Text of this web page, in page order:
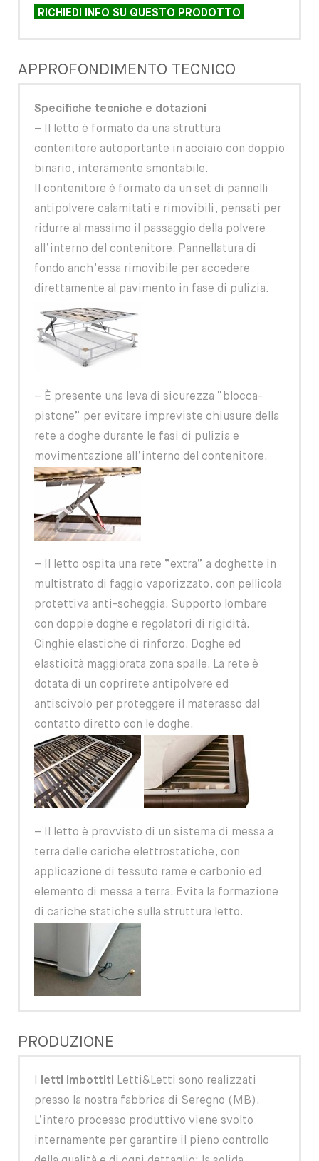
RICHIEDI INFO SU QUESTO PRODOTTO
APPROFONDIMENTO TECNICO
Specifiche tecniche e dotazioni
– Il letto è formato da una struttura
contenitore autoportante in acciaio con doppio
binario, interamente smontabile.
Il contenitore è formato da un set di pannelli
antipolvere calamitati e rimovibili, pensati per
ridurre al massimo il passaggio della polvere
all’interno del contenitore. Pannellatura di
fondo anch’essa rimovibile per accedere
direttamente al pavimento in fase di pulizia.
– È presente una leva di sicurezza “blocca-
pistone” per evitare impreviste chiusure della
rete a doghe durante le fasi di pulizia e
movimentazione all’interno del contenitore.
– Il letto ospita una rete “extra” a doghette in
multistrato di faggio vaporizzato, con pellicola
protettiva anti-scheggia. Supporto lombare
con doppie doghe e regolatori di rigidità.
Cinghie elastiche di rinforzo. Doghe ed
elasticità maggiorata zona spalle. La rete è
dotata di un coprirete antipolvere ed
antiscivolo per proteggere il materasso dal
contatto diretto con le doghe.
– Il letto è provvisto di un sistema di messa a
terra delle cariche elettrostatiche, con
applicazione di tessuto rame e carbonio ed
elemento di messa a terra. Evita la formazione
di cariche statiche sulla struttura letto.
PRODUZIONE
letti imbottiti Letti&Letti sono realizzati
presso la nostra fabbrica di Seregno (MB).
L’intero processo produttivo viene svolto
internamente per garantire il pieno controllo